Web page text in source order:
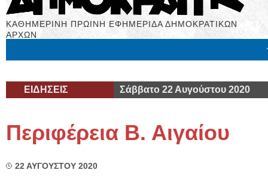
ΚΑΘΗΜΕΡΙΝΗ ΠΡΩΙΝΗ ΕΦΗΜΕΡΙΔΑ ΔΗΜΟΚΡΑΤΙΚΩΝ
ΑΡΧΩΝ
ΕΙΔΗΣΕΙΣ Σάββατο 22 Αυγούστου 2020
Περιφέρεια Β. Αιγαίου
22 ΑΥΓΟΥΣΤΟΥ 2020